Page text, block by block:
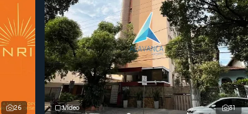
26 31
Vídeo